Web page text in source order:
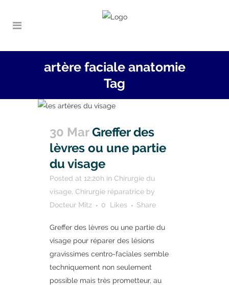
artère faciale anatomie
Tag
30 Mar Greffer des
lèvres ou une partie
du visage
Posted at 12:20h in Chirurgie du
visage, Chirurgie réparatrice by
Docteur Mitz
0 Likes Share
Greffer des lèvres ou une partie du
visage pour réparer des lésions
gravissimes centro-faciales semble
techniquement non seulement
possible mais très prometteur, au